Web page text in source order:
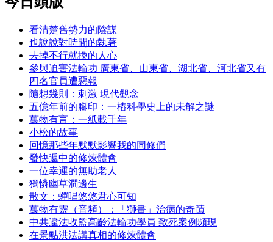
看清楚舊勢力的陰謀
也說說對時間的執著
去掉不行就換的人心
參與迫害法輪功 廣東省、山東省、湖北省、河北省又有
四名官員遭惡報
隨想幾則：刺激 現代觀念
五億年前的腳印：一樁科學史上的未解之謎
萬物有言：一紙載千年
小松的故事
回憶那些年默默影響我的同修們
發快遞中的修煉體會
一位幸運的無助老人
獨憐幽草澗邊生
散文：蟬唱悠悠君心可知
萬物有靈（音頻）：「獅畫」治病的奇蹟
中共違法收監高齡法輪功學員 致死案例頻現
在景點洪法講真相的修煉體會